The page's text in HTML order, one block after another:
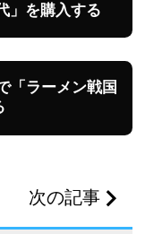
」を購入する
「ラーメン戦国
次の記事